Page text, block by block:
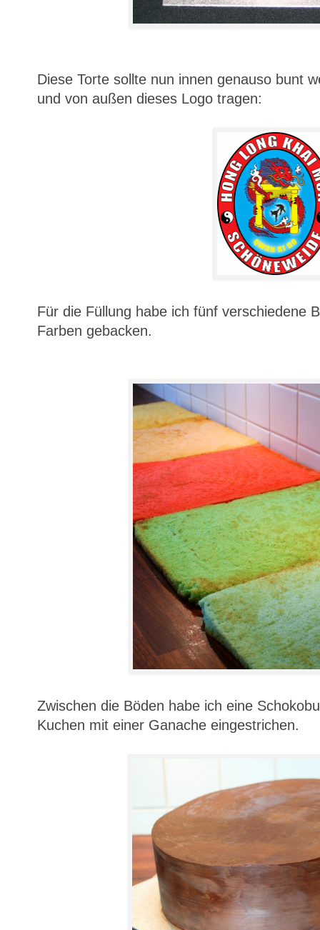
Diese Torte sollte nun innen genauso bunt
und von außen dieses Logo tragen:
Für die Füllung habe ich fünf verschiedene
Farben gebacken.
Zwischen die Böden habe ich eine
Kuchen mit einer Ganache eingestrichen.